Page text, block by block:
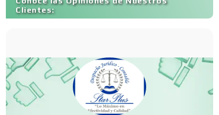
Control de Plagas
Conversiones Automotrices
Clientes: